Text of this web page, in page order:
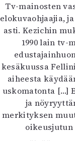
Tv-mainosten
elokuvaohjaajia,
asti. Kezichin
1990 lain tv-
kesäkuussa
aiheesta
uskomatonta […]
ja
merkityksen
oikeusjutun